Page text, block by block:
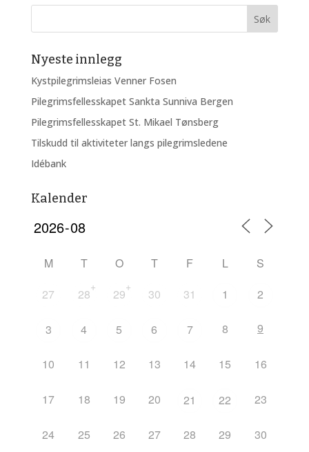
Nyeste innlegg
Kystpilegrimsleias Venner Fosen
Pilegrimsfellesskapet Sankta Sunniva Bergen
Pilegrimsfellesskapet St. Mikael Tønsberg
Tilskudd til aktiviteter langs pilegrimsledene
Idébank
Kalender
M T O T F L
S
27
28+ 29+ 30 31 1 2
3 4 5 6 7 8 9
10 11 12 13 14 15 16
17 18 19 20 21 22 23
24 25 26 27 28 29 30